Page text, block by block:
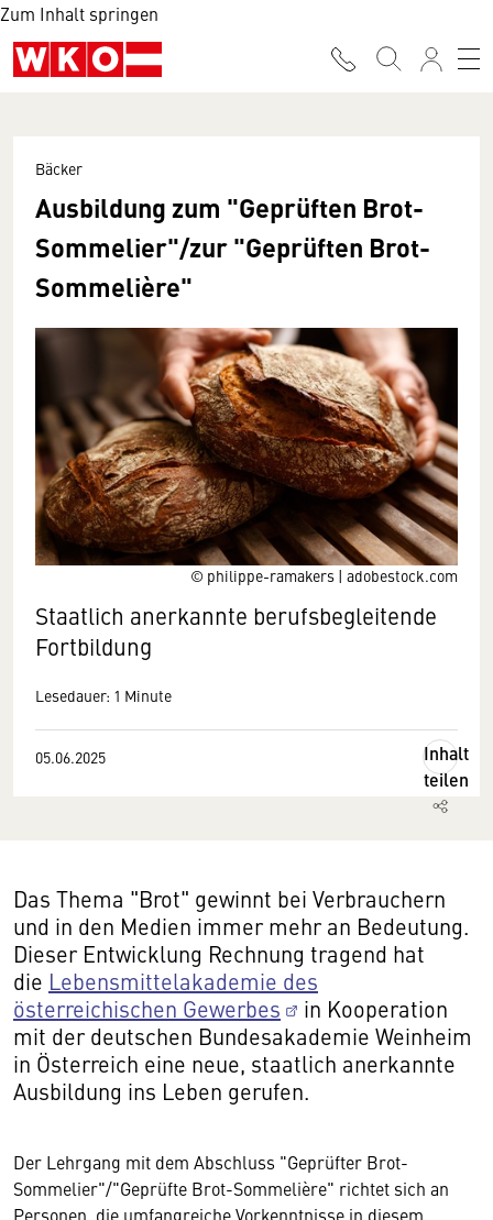
Zum Inhalt springen
© philippe-ramakers | adobestock.com
Bäcker
Ausbildung zum "Geprüften Brot-
Sommelier"/zur "Geprüften Brot-
Sommelière"
Staatlich anerkannte berufsbegleitende
Fortbildung
Lesedauer: 1 Minute
05.06.2025
Inhalt
teilen
Das Thema "Brot" gewinnt bei Verbrauchern
und in den Medien immer mehr an Bedeutung.
Dieser Entwicklung Rechnung tragend hat
die Lebensmittelakademie des
österreichischen Gewerbes
in Kooperation
mit der deutschen Bundesakademie Weinheim
in Österreich eine neue, staatlich anerkannte
Ausbildung ins Leben gerufen.
Der Lehrgang mit dem Abschluss "Geprüfter Brot-
Sommelier"/"Geprüfte Brot-Sommelière" richtet sich an
Personen, die umfangreiche Vorkenntnisse in diesem